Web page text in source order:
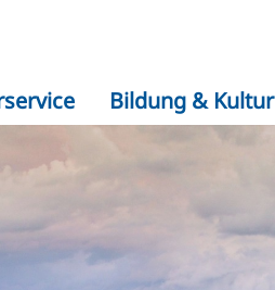
Bildung & Kultur